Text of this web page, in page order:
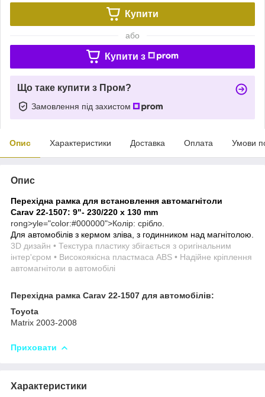
Купити
або
Купити з
Що таке купити з Пром?
Замовлення під захистом
Опис Характеристики Доставка Оплата Умови
Опис
Перехідна рамка для встановлення автомагнітоли
Carav 22-1507: 9"- 230/220 х 130 mm
rong>yle="color:#000000">Колір: срібло.
Для автомобілів з кермом зліва, з годинником над магнітолою.
3D дизайн • Текстура пластику збігається з оригінальним
інтер'єром • Високоякісна пластмаса ABS • Надійне кріплення
автомагнітоли в автомобілі
Перехідна рамка Carav 22-1507 для автомобілів:
Toyota
Matrix 2003-2008
Приховати
Характеристики